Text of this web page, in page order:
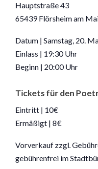
Hauptstraße 43
65439 Flörsheim am
Datum | Samstag, 20.
Einlass | 19:30 Uhr
Beginn | 20:00 Uhr
Tickets für den
Eintritt | 10€
Ermäßigt | 8€
Vorverkauf zzgl.
gebührenfrei im